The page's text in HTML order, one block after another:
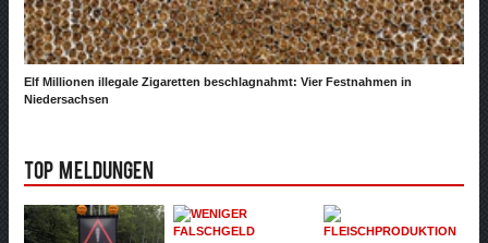
Elf Millionen illegale Zigaretten beschlagnahmt: Vier Festnahmen in
Niedersachsen
Top Meldungen